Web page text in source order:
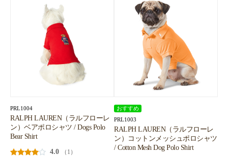
PRL1004
RALPH LAUREN（ラルフローレ
ン）ベアポロシャツ / Dogs Polo
Bear Shirt
4.0
（1）
おすすめ
PRL1003
RALPH LAUREN（ラルフローレ
ン）コットンメッシュポロシャツ
/ Cotton Mesh Dog Polo Shirt